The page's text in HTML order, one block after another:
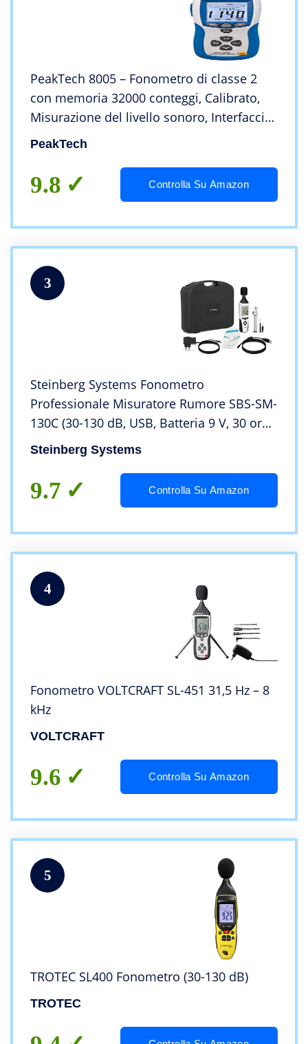
PeakTech 8005 – Fonometro di classe 2
con memoria 32000 conteggi, Calibrato,
Misurazione del livello sonoro, Interfaccia
USB, Misurazione dB, Funzione Min/Max,
PeakTech
9.8 Controlla Su Amazon
3
Steinberg Systems Fonometro
Professionale Misuratore Rumore SBS-SM-
130C (30-130 dB, USB, Batteria 9 V, 30 ore,
A, C)
Steinberg Systems
9.7 Controlla Su Amazon
4
Fonometro VOLTCRAFT SL-451 31,5 Hz – 8
kHz
VOLTCRAFT
9.6 Controlla Su Amazon
5
TROTEC SL400 Fonometro (30-130 dB)
TROTEC